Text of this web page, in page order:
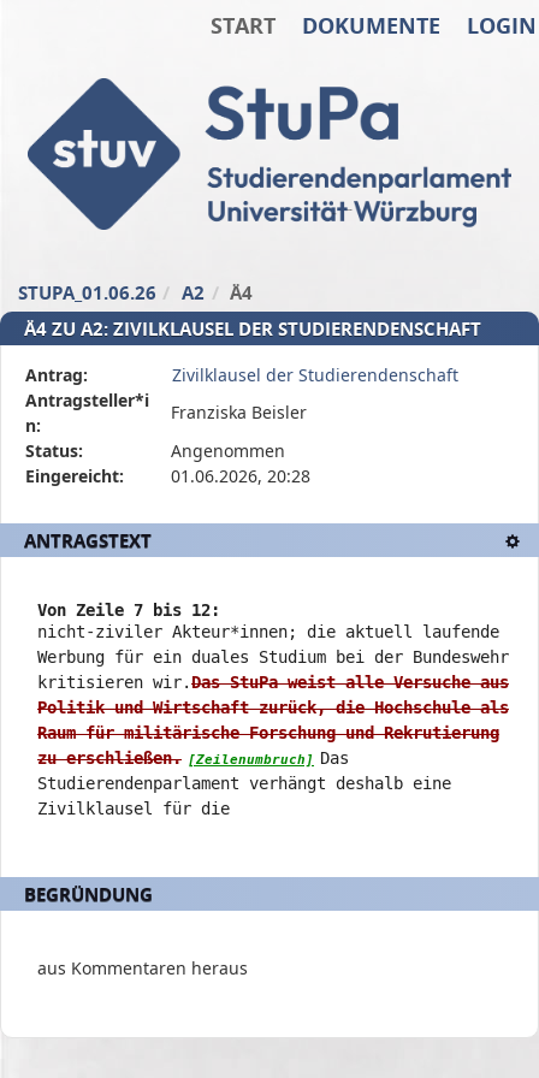
START DOKUMENTE LOGIN
Startseite
STUPA_01.06.26 A2
Ä4
Ä4 ZU A2: ZIVILKLAUSEL DER STUDIERENDENSCHAFT
Diese
Tabelle
beschreibt
den
Status,
Antragstellerin
und
Rahmendaten
zum
Änderungsantrag
Antrag:
Zivilklausel der Studierendenschaft
Antragsteller*i
n:
Franziska Beisler
Status:
Angenommen
Eingereicht:
01.06.2026, 20:28
ANTRAGSTEXT
Von Zeile 7 bis 12:
nicht-ziviler Akteur*innen; die aktuell laufende
Werbung für ein duales Studium bei der Bundeswehr
kritisieren wir.Das StuPa weist alle Versuche aus
Politik und Wirtschaft zurück, die Hochschule als
Raum für militärische Forschung und Rekrutierung
zu erschließen. [Zeilenumbruch] Das
Studierendenparlament verhängt deshalb eine
Zivilklausel für die
BEGRÜNDUNG
aus Kommentaren heraus